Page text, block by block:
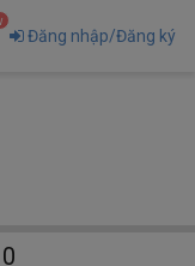
Đăng nhập/Đăng ký
0